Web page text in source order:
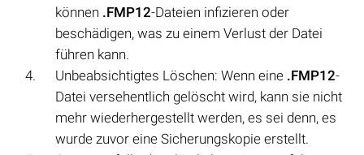
können .FMP12-Dateien infizieren oder
beschädigen, was zu einem Verlust der Datei
führen kann.
Unbeabsichtigtes Löschen: Wenn eine .FMP12-
Datei versehentlich gelöscht wird, kann sie nicht
mehr wiederhergestellt werden, es sei denn, es
wurde zuvor eine Sicherungskopie erstellt.